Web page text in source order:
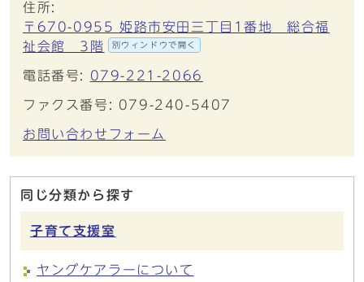
住所:
〒670-0955 姫路市安田三丁目1番地 総合福
祉会館 3階
別ウィンドウで開く
電話番号: 079-221-2066
ファクス番号: 079-240-5407
お問い合わせフォーム
同じ分類から探す
子育て支援室
ヤングケアラーについて